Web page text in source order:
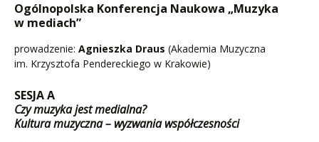
Ogólnopolska Konferencja Naukowa „Muzyka
w mediach”
prowadzenie: Agnieszka Draus (Akademia Muzyczna
im. Krzysztofa Pendereckiego w Krakowie)
SESJA A
Czy muzyka jest medialna?
Kultura muzyczna – wyzwania współczesności